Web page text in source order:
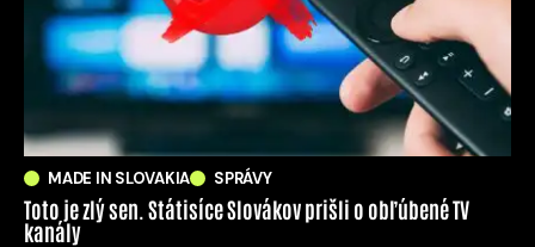
MADE IN SLOVAKIA SPRÁVY
Toto je zlý sen. Státisíce Slovákov prišli o obľúbené TV
kanály